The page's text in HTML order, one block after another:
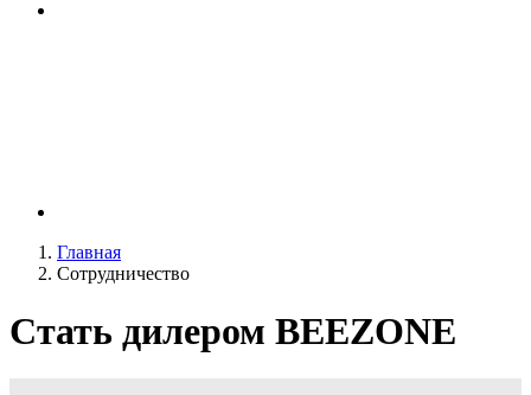
Главная
Сотрудничество
Стать дилером BEEZONE